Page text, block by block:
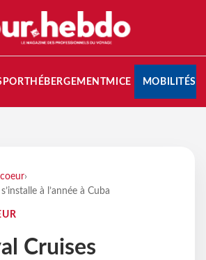
HÉBERGEMENTMICE MOBILITÉS
›
à l’année à Cuba
Cruises